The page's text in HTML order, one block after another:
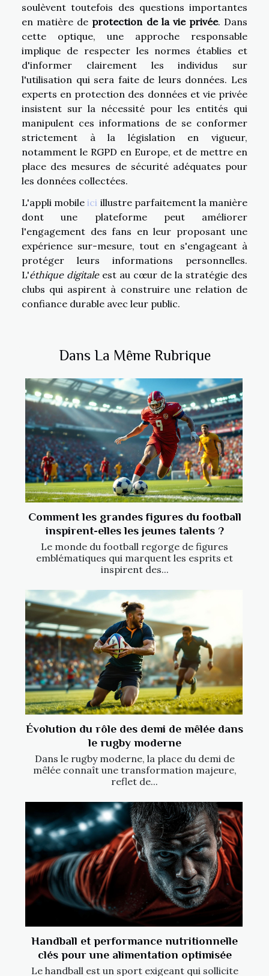
soulèvent toutefois des questions importantes
en matière de protection de la vie privée. Dans
cette optique, une approche responsable
implique de respecter les normes établies et
d'informer clairement les individus sur
l'utilisation qui sera faite de leurs données. Les
experts en protection des données et vie privée
insistent sur la nécessité pour les entités qui
manipulent ces informations de se conformer
strictement à la législation en vigueur,
notamment le RGPD en Europe, et de mettre en
place des mesures de sécurité adéquates pour
les données collectées.
L'appli mobileici illustre parfaitement la manière
dont une plateforme peut améliorer
l'engagement des fans en leur proposant une
expérience sur-mesure, tout en s'engageant à
protéger leurs informations personnelles.
L'éthique digitaleest au cœur de la stratégie des
clubs qui aspirent à construire une relation de
confiance durable avec leur public.
Dans La Même Rubrique
Comment les grandes figures du football
inspirent-elles les jeunes talents ?
Le monde du football regorge de figures
emblématiques qui marquent les esprits et
inspirent des...
Évolution du rôle des demi de mêlée dans
le rugby moderne
Dans le rugby moderne, la place du demi de
mêlée connaît une transformation majeure,
reflet de...
Handball et performance nutritionnelle
clés pour une alimentation optimisée
Le handball est un sport exigeant qui sollicite